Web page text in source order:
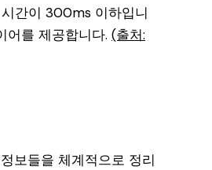
간이 300ms 이하입니
어를 제공합니다. (출처:
보들을 체계적으로 정리